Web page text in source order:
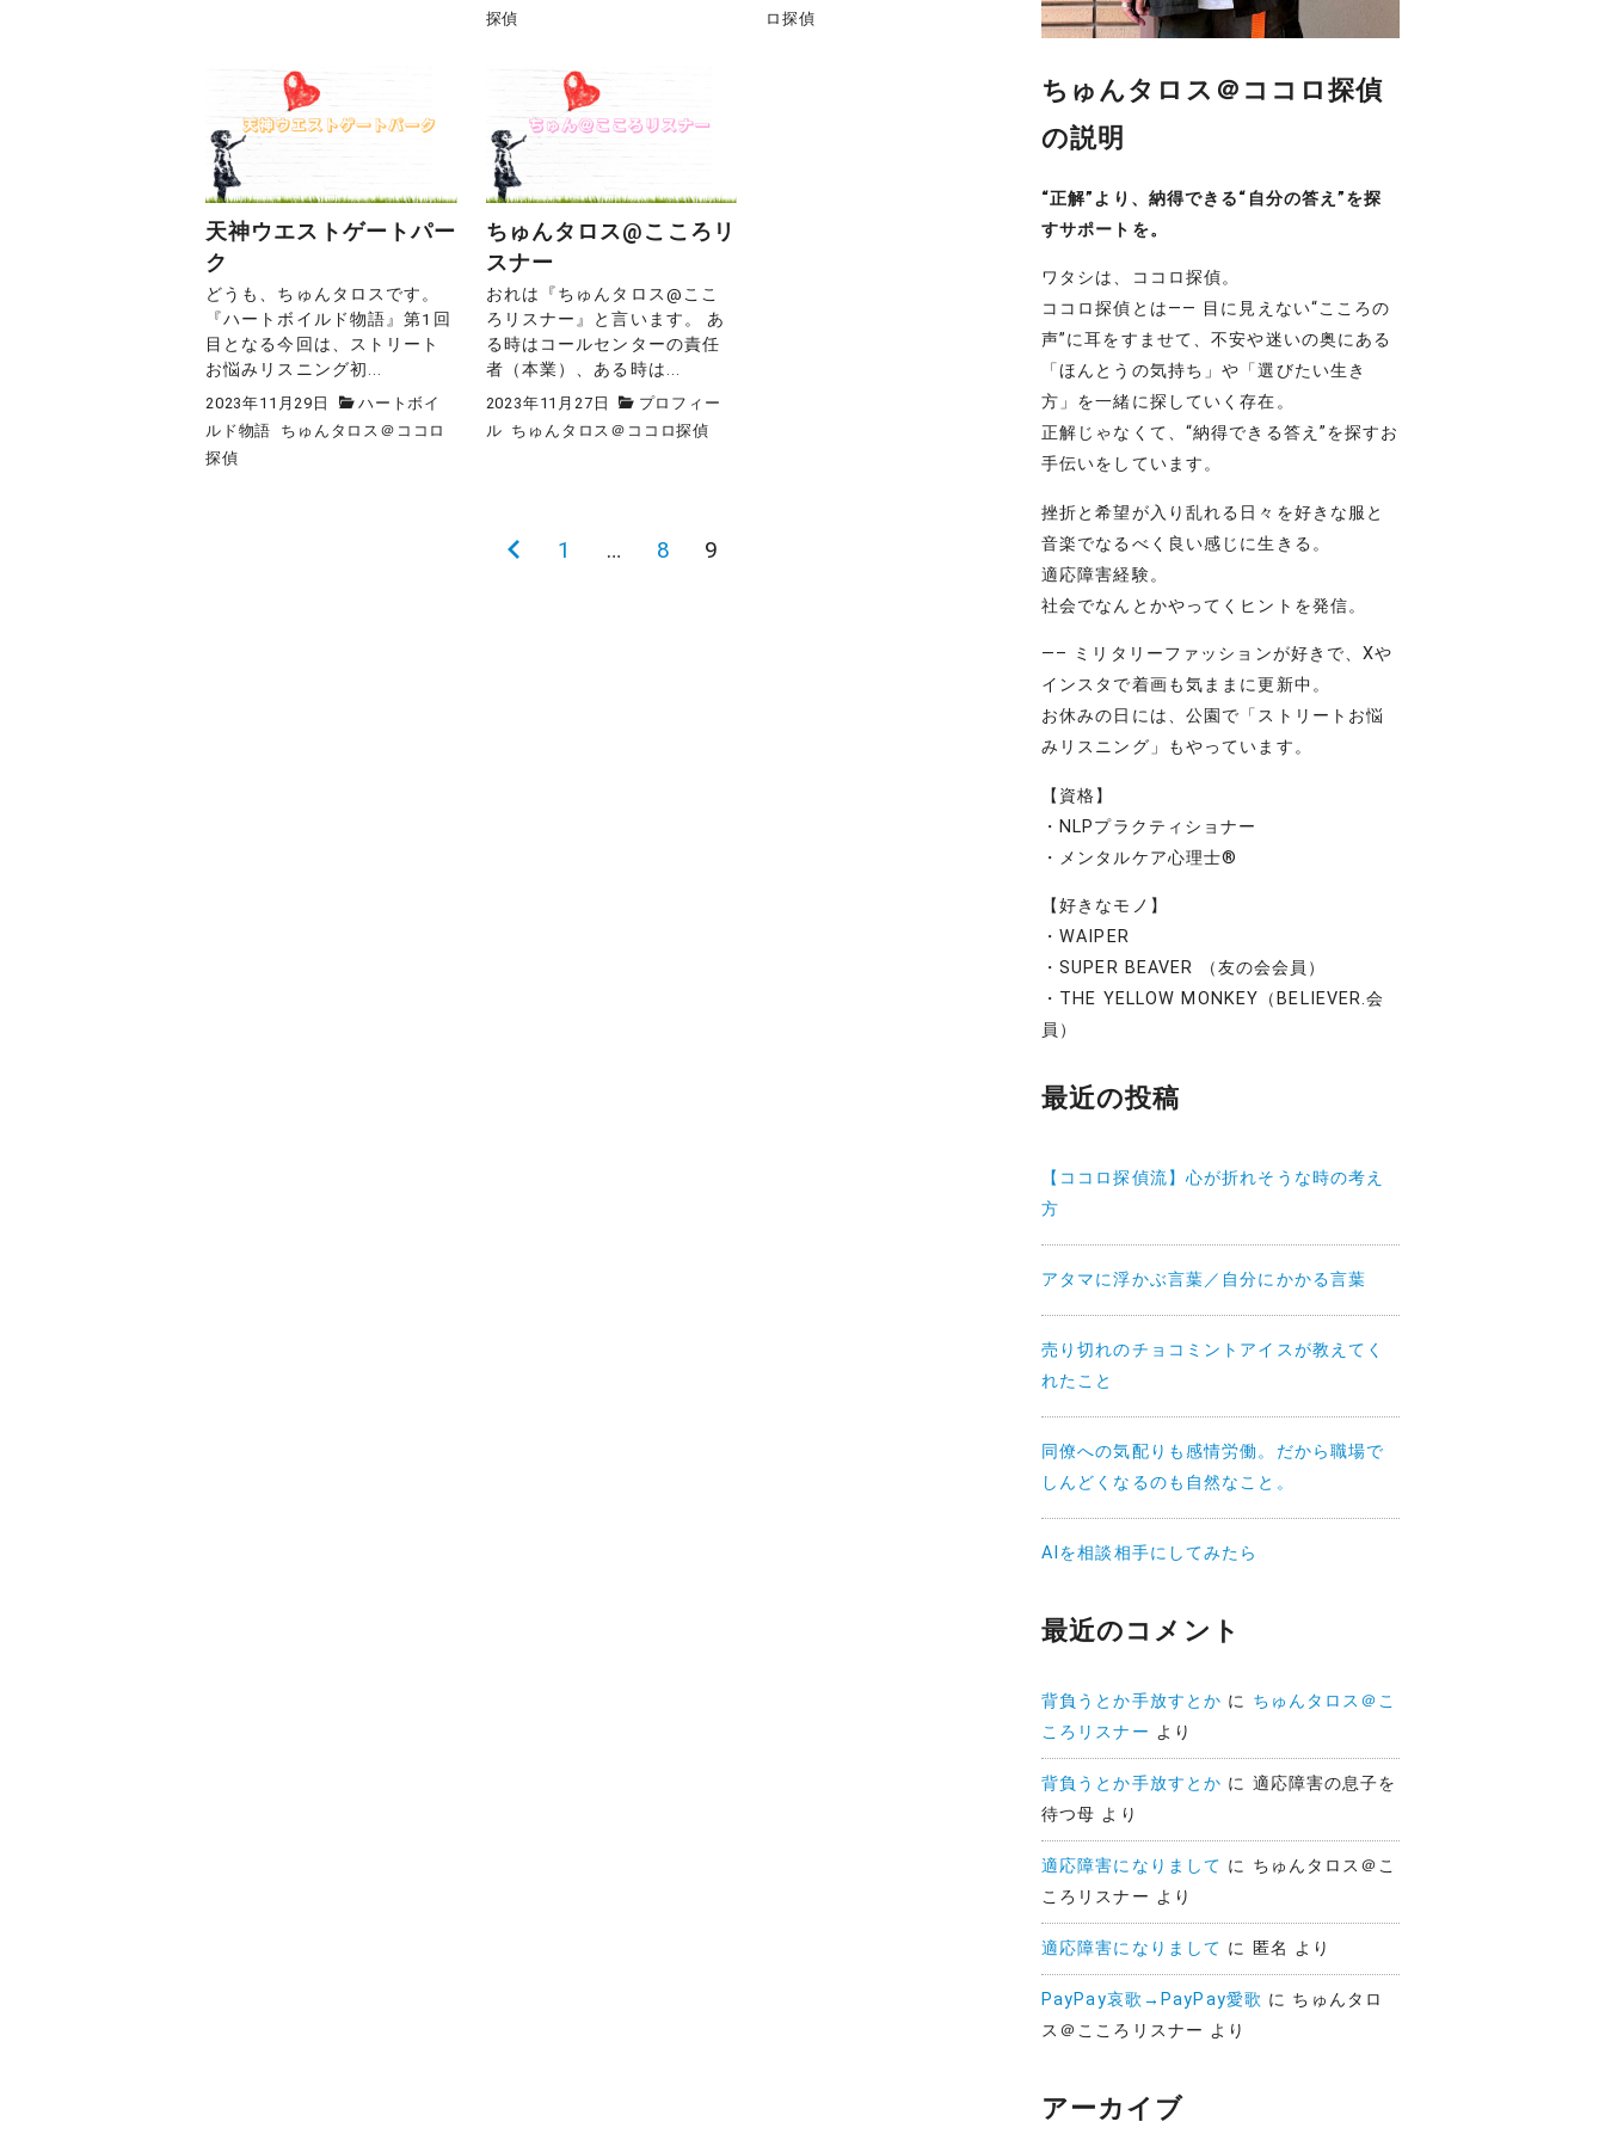
探偵
ロ探偵
天神ウエストゲートパー
ク
どうも、ちゅんタロスです。
『ハートボイルド物語』第1回
目となる今回は、ストリート
お悩みリスニング初...
2023年11月29日
ハートボイ
ルド物語
ちゅんタロス＠ココロ
探偵
ちゅんタロス@こころリ
スナー
おれは『ちゅんタロス@ここ
ろリスナー』と言います。 あ
る時はコールセンターの責任
者（本業）、ある時は...
2023年11月27日
プロフィー
ル ちゅんタロス＠ココロ探偵
前1 … 8 9
ちゅんタロス＠ココロ探偵
の説明
“正解”より、納得できる“自分の答え”を探
すサポートを。
ワタシは、ココロ探偵。
ココロ探偵とは―― 目に見えない“こころの
声”に耳をすませて、不安や迷いの奥にある
「ほんとうの気持ち」や「選びたい生き
方」を一緒に探していく存在。
正解じゃなくて、“納得できる答え”を探すお
手伝いをしています。
挫折と希望が入り乱れる日々を好きな服と
音楽でなるべく良い感じに生きる。
適応障害経験。
社会でなんとかやってくヒントを発信。
—– ミリタリーファッションが好きで、Xや
インスタで着画も気ままに更新中。
お休みの日には、公園で「ストリートお悩
みリスニング」もやっています。
【資格】
・NLPプラクティショナー
・メンタルケア心理士®
【好きなモノ】
・WAIPER
・SUPER BEAVER （友の会会員）
・THE YELLOW MONKEY（BELIEVER.会
員）
最近の投稿
【ココロ探偵流】心が折れそうな時の考え
方
アタマに浮かぶ言葉／自分にかかる言葉
売り切れのチョコミントアイスが教えてく
れたこと
同僚への気配りも感情労働。だから職場で
しんどくなるのも自然なこと。
AIを相談相手にしてみたら
最近のコメント
背負うとか手放すとか に ちゅんタロス＠こ
ころリスナー より
背負うとか手放すとか に 適応障害の息子を
待つ母 より
適応障害になりまして に ちゅんタロス＠こ
ころリスナー より
適応障害になりまして に 匿名 より
PayPay哀歌→PayPay愛歌 に ちゅんタロ
ス＠こころリスナー より
アーカイブ